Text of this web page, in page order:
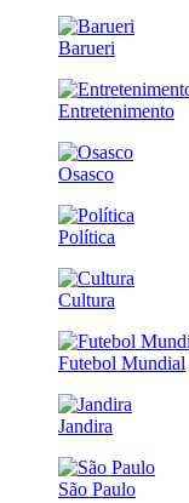
Barueri
Entretenimento
Osasco
Política
Cultura
Futebol Mundial
Jandira
São Paulo